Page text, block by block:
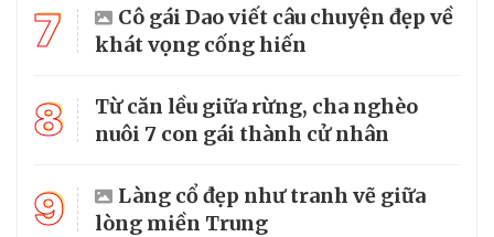
7
Cô gái Dao viết câu chuyện đẹp về
khát vọng cống hiến
8
Từ căn lều giữa rừng, cha nghèo
nuôi 7 con gái thành cử nhân
9
Làng cổ đẹp như tranh vẽ giữa
lòng miền Trung